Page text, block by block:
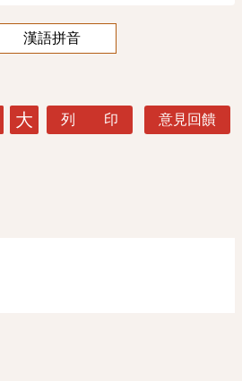
漢語拼音
大 列 印 意見回饋